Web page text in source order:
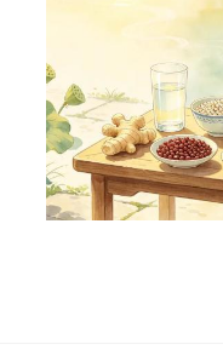
至引起脂肪肝等
养护肝脏时应该
，劲